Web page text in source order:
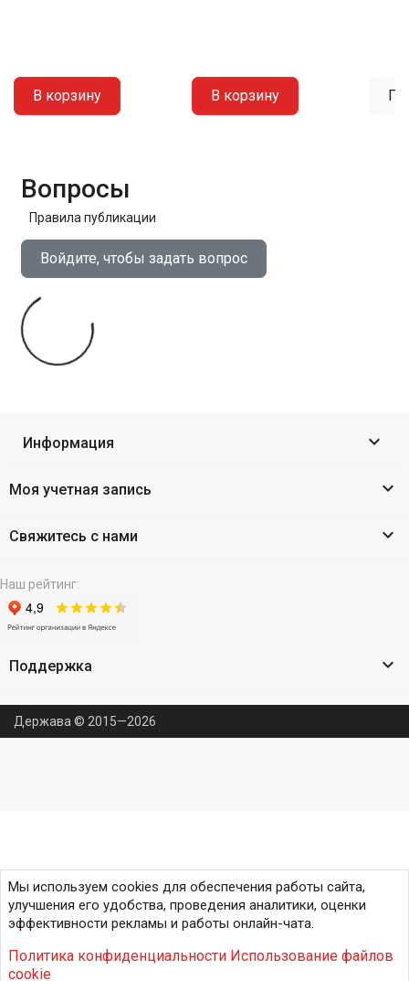
В корзину В корзину
Вопросы
Правила публикации
Войдите, чтобы задать вопрос
Информация 
Моя учетная запись 
Свяжитесь с нами 
Наш рейтинг:
Поддержка 
Держава © 2015—2026
Мы используем cookies для обеспечения работы сайта,
улучшения его удобства, проведения аналитики, оценки
эффективности рекламы и работы онлайн-чата.
Политика конфиденциальности Использование файлов
cookie